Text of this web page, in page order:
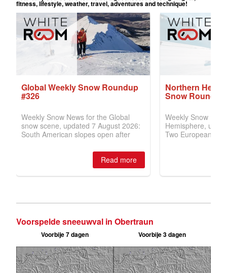
Voorspelde sneeuwval in Obertraun
Voorbije 7 dagen Voorbije 3 dagen